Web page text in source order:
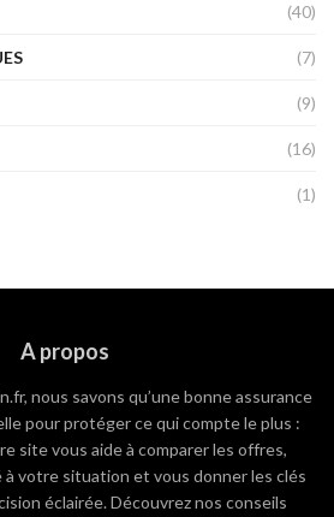
(40)
(7)
(9)
(16)
(1)
A propos
nous savons qu’une bonne assurance
pour protéger ce qui compte le plus :
site vous aide à comparer les offres,
votre situation et vous donner les clés
éclairée. Découvrez nos conseils